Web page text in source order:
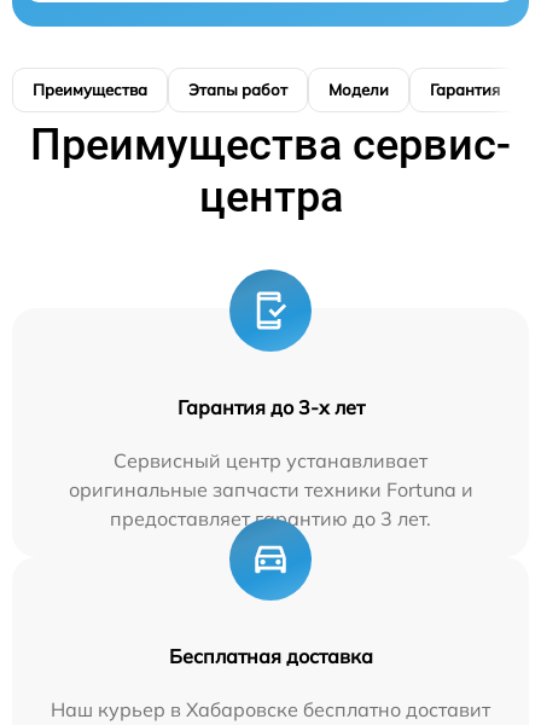
Преимущества Этапы работ Модели Гарантия
Преимущества сервис-
центра
Гарантия до 3-х лет
Сервисный центр устанавливает
оригинальные запчасти техники Fortuna и
предоставляет гарантию до 3 лет.
Бесплатная доставка
Наш курьер в Хабаровске бесплатно доставит